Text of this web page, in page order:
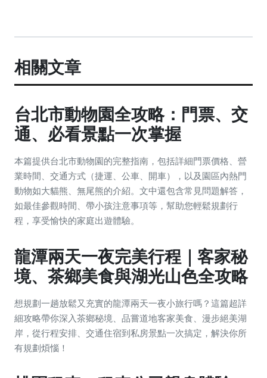
相關文章
台北市動物園全攻略：門票、交
通、必看景點一次掌握
本篇提供台北市動物園的完整指南，包括詳細門票價格、營
業時間、交通方式（捷運、公車、開車），以及園區內熱門
動物如大貓熊、無尾熊的介紹。文中還包含常見問題解答，
如最佳參觀時間、帶小孩注意事項等，幫助您輕鬆規劃行
程，享受愉快的家庭出遊體驗。
龍潭兩天一夜完美行程｜客家秘
境、茶鄉美食與湖光山色全攻略
想規劃一趟放鬆又充實的龍潭兩天一夜小旅行嗎？這篇超詳
細攻略帶你深入茶鄉秘境、品嘗道地客家美食、漫步絕美湖
岸，從行程安排、交通住宿到私房景點一次搞定，解決你所
有規劃煩惱！